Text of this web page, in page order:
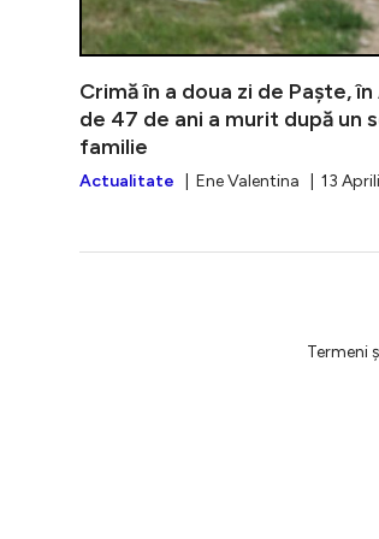
Crimă în a doua zi de Paște,
de 47 de ani a murit după un
familie
Actualitate | Ene Valentina | 13
Termeni